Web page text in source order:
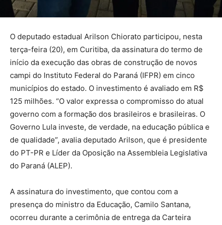
O deputado estadual Arilson Chiorato participou, nesta
terça-feira (20), em Curitiba, da assinatura do termo de
início da execução das obras de construção de novos
campi do Instituto Federal do Paraná (IFPR) em cinco
municípios do estado. O investimento é avaliado em R$
125 milhões. “O valor expressa o compromisso do atual
governo com a formação dos brasileiros e brasileiras. O
Governo Lula investe, de verdade, na educação pública e
de qualidade”, avalia deputado Arilson, que é presidente
do PT-PR e Líder da Oposição na Assembleia Legislativa
do Paraná (ALEP).
A assinatura do investimento, que contou com a
presença do ministro da Educação, Camilo Santana,
ocorreu durante a cerimônia de entrega da Carteira